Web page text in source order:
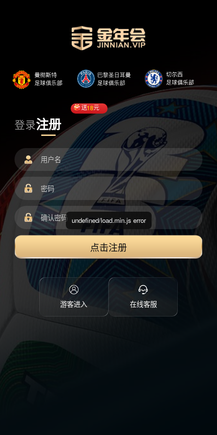
登录注册
送18元
点击注册
游客进入 在线客服
undefined/load.min.js error